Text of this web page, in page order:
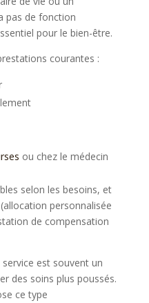
pas de fonction
pour le bien-être.
courantes :
ou chez le médecin
selon les besoins, et
personnalisée
de compensation
est souvent un
des soins plus poussés.
ce type